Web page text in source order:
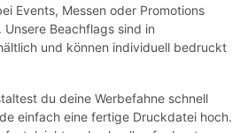
Events, Messen oder Promotions
Beachflags sind in
und können individuell bedruckt
du deine Werbefahne schnell
einfach eine fertige Druckdatei hoch.